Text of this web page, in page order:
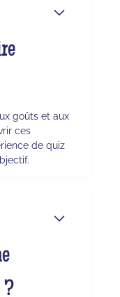
goûts et aux
ces
de quiz